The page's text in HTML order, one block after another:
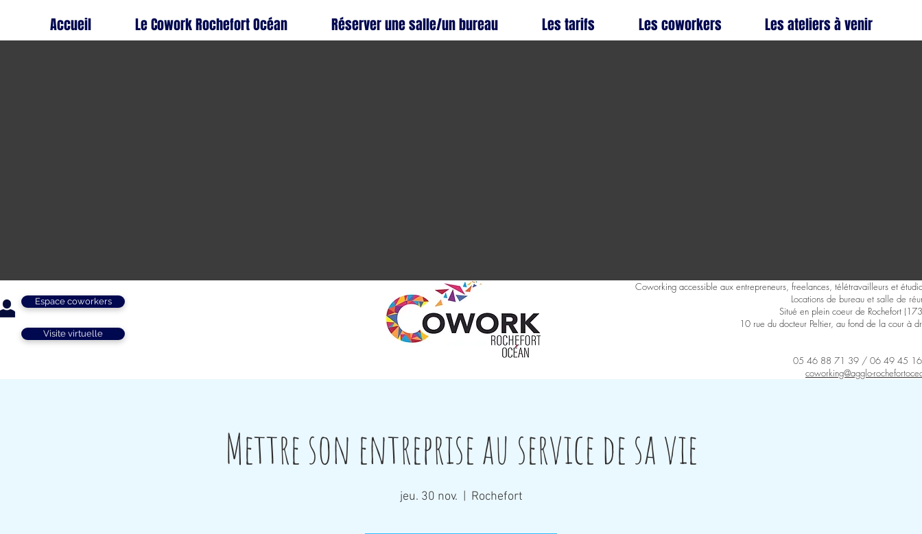
Accueil Le Cowork Rochefort Océan Réserver une salle/un bureau Les tarifs Les coworkers Les ateliers à venir
Espace coworkers
Visite virtuelle
Coworking accessible aux entrepreneurs, freelances, télétravailleurs et
Locations de bureau et salle de
Situé en plein coeur de Rochefort
10 rue du docteur Peltier, au fond de la cour à
05 46 88 71 39 / 06 49 45
coworking@agglo-
Mettre son entreprise au service de sa vie
jeu. 30 nov. Rochefort